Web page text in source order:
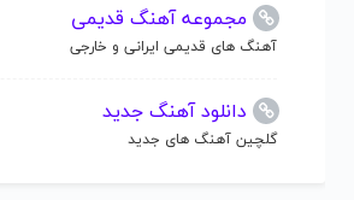
مجموعه آهنگ قدیمی
آهنگ های قدیمی ایرانی و خارجی
دانلود آهنگ جدید
گلچین آهنگ های جدید